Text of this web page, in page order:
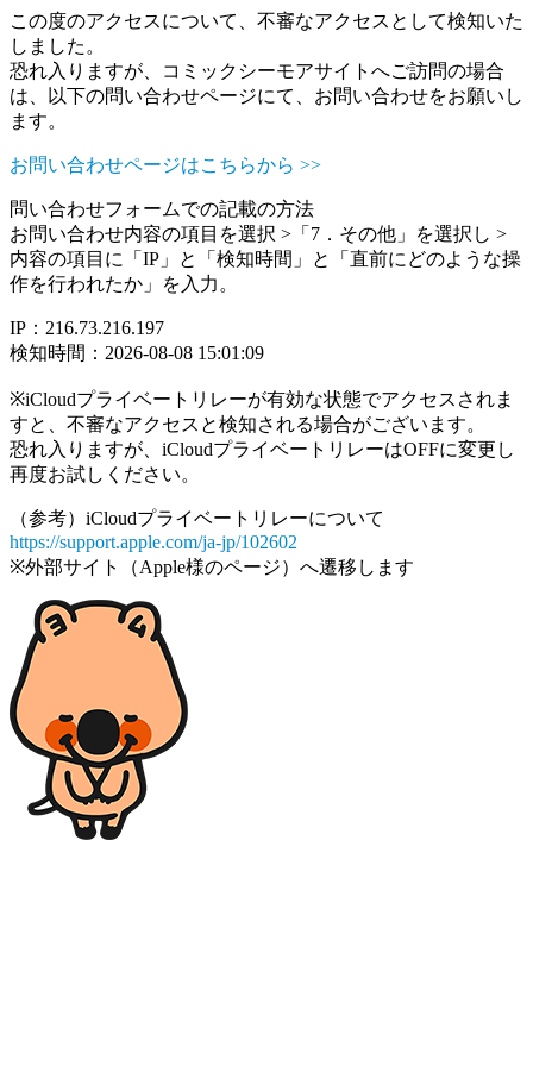
この度のアクセスについて、不審なアクセスとして検知いた
しました。
恐れ入りますが、コミックシーモアサイトへご訪問の場合
は、以下の問い合わせページにて、お問い合わせをお願いし
ます。
お問い合わせページはこちらから >>
問い合わせフォームでの記載の方法
お問い合わせ内容の項目を選択 >「7．その他」を選択し >
内容の項目に「IP」と「検知時間」と「直前にどのような操
作を行われたか」を入力。
IP：216.73.216.197
検知時間：2026-08-08 15:01:09
※iCloudプライベートリレーが有効な状態でアクセスされま
すと、不審なアクセスと検知される場合がございます。
恐れ入りますが、iCloudプライベートリレーはOFFに変更し
再度お試しください。
（参考）iCloudプライベートリレーについて
https://support.apple.com/ja-jp/102602
※外部サイト（Apple様のページ）へ遷移します